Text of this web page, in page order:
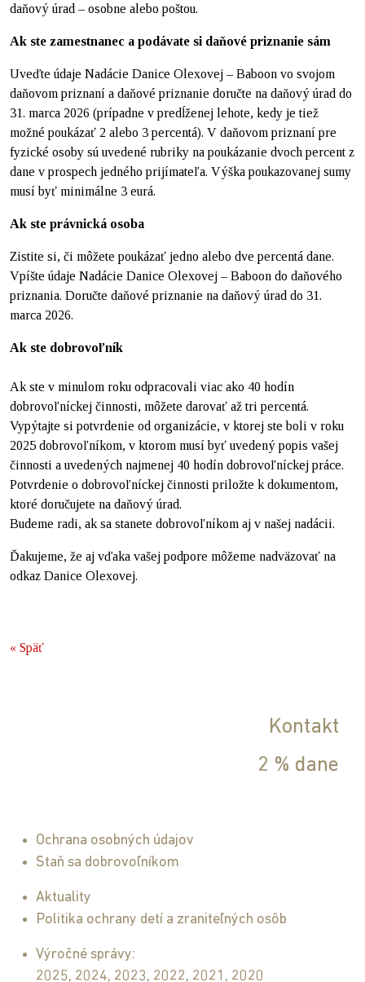
daňový úrad – osobne alebo poštou.
Ak ste zamestnanec a podávate si daňové priznanie sám
Uveďte údaje Nadácie Danice Olexovej – Baboon vo svojom
daňovom priznaní a daňové priznanie doručte na daňový úrad do
31. marca 2026 (prípadne v predĺženej lehote, kedy je tiež
možné poukázať 2 alebo 3 percentá). V daňovom priznaní pre
fyzické osoby sú uvedené rubriky na poukázanie dvoch percent z
dane v prospech jedného prijímateľa. Výška poukazovanej sumy
musí byť minimálne 3 eurá.
Ak ste právnická osoba
Zistite si, či môžete poukázať jedno alebo dve percentá dane.
Vpíšte údaje Nadácie Danice Olexovej – Baboon do daňového
priznania. Doručte daňové priznanie na daňový úrad do 31.
marca 2026.
Ak ste dobrovoľník
Ak ste v minulom roku odpracovali viac ako 40 hodín
dobrovoľníckej činnosti, môžete darovať až tri percentá.
Vypýtajte si potvrdenie od organizácie, v ktorej ste boli v roku
2025 dobrovoľníkom, v ktorom musí byť uvedený popis vašej
činnosti a uvedených najmenej 40 hodín dobrovoľníckej práce.
Potvrdenie o dobrovoľníckej činnosti priložte k dokumentom,
ktoré doručujete na daňový úrad.
Budeme radi, ak sa stanete dobrovoľníkom aj v našej nadácii.
Ďakujeme, že aj vďaka vašej podpore môžeme nadväzovať na
odkaz Danice Olexovej.
« Späť
Kontakt
2 % dane
Ochrana osobných údajov
Staň sa dobrovoľníkom
Aktuality
Politika ochrany detí a zraniteľných osôb
Výročné správy:
2025, 2024, 2023, 2022, 2021 , 2020